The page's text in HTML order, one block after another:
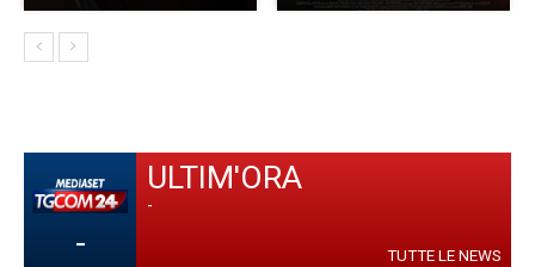
-
ULTIM'ORA
-
TUTTE LE NEWS